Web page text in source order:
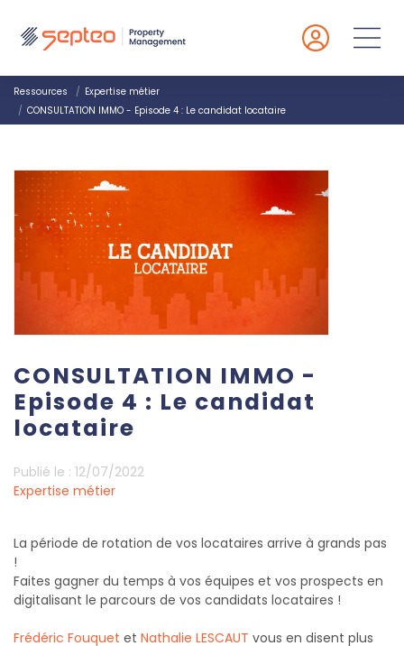
Ressources
Expertise métier
CONSULTATION IMMO - Episode 4 : Le candidat locataire
CONSULTATION IMMO -
Episode 4 : Le candidat
locataire
Publié le : 12/07/2022
Expertise métier
La période de rotation de vos locataires arrive à grands pas
!
Faites gagner du temps à vos équipes et vos prospects en
digitalisant le parcours de vos candidats locataires !
Frédéric Fouquet et Nathalie LESCAUT vous en disent plus